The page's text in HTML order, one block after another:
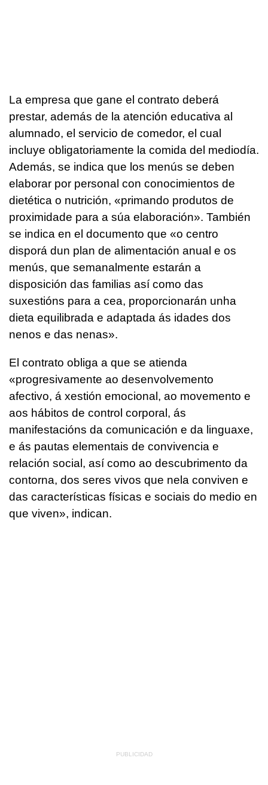
La empresa que gane el contrato deberá
prestar, además de la atención educativa al
alumnado, el servicio de comedor, el cual
incluye obligatoriamente la comida del mediodía.
Además, se indica que los menús se deben
elaborar por personal con conocimientos de
dietética o nutrición, «primando produtos de
proximidade para a súa elaboración». También
se indica en el documento que «o centro
disporá dun plan de alimentación anual e os
menús, que semanalmente estarán a
disposición das familias así como das
suxestións para a cea, proporcionarán unha
dieta equilibrada e adaptada ás idades dos
nenos e das nenas».
El contrato obliga a que se atienda
«progresivamente ao desenvolvemento
afectivo, á xestión emocional, ao movemento e
aos hábitos de control corporal, ás
manifestacións da comunicación e da linguaxe,
e ás pautas elementais de convivencia e
relación social, así como ao descubrimento da
contorna, dos seres vivos que nela conviven e
das características físicas e sociais do medio en
que viven», indican.